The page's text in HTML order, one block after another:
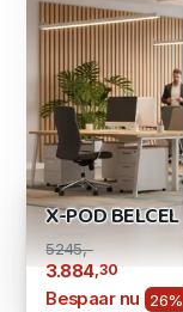
X-POD BELCEL
5245,-
3.884,30
Bespaar nu 26%